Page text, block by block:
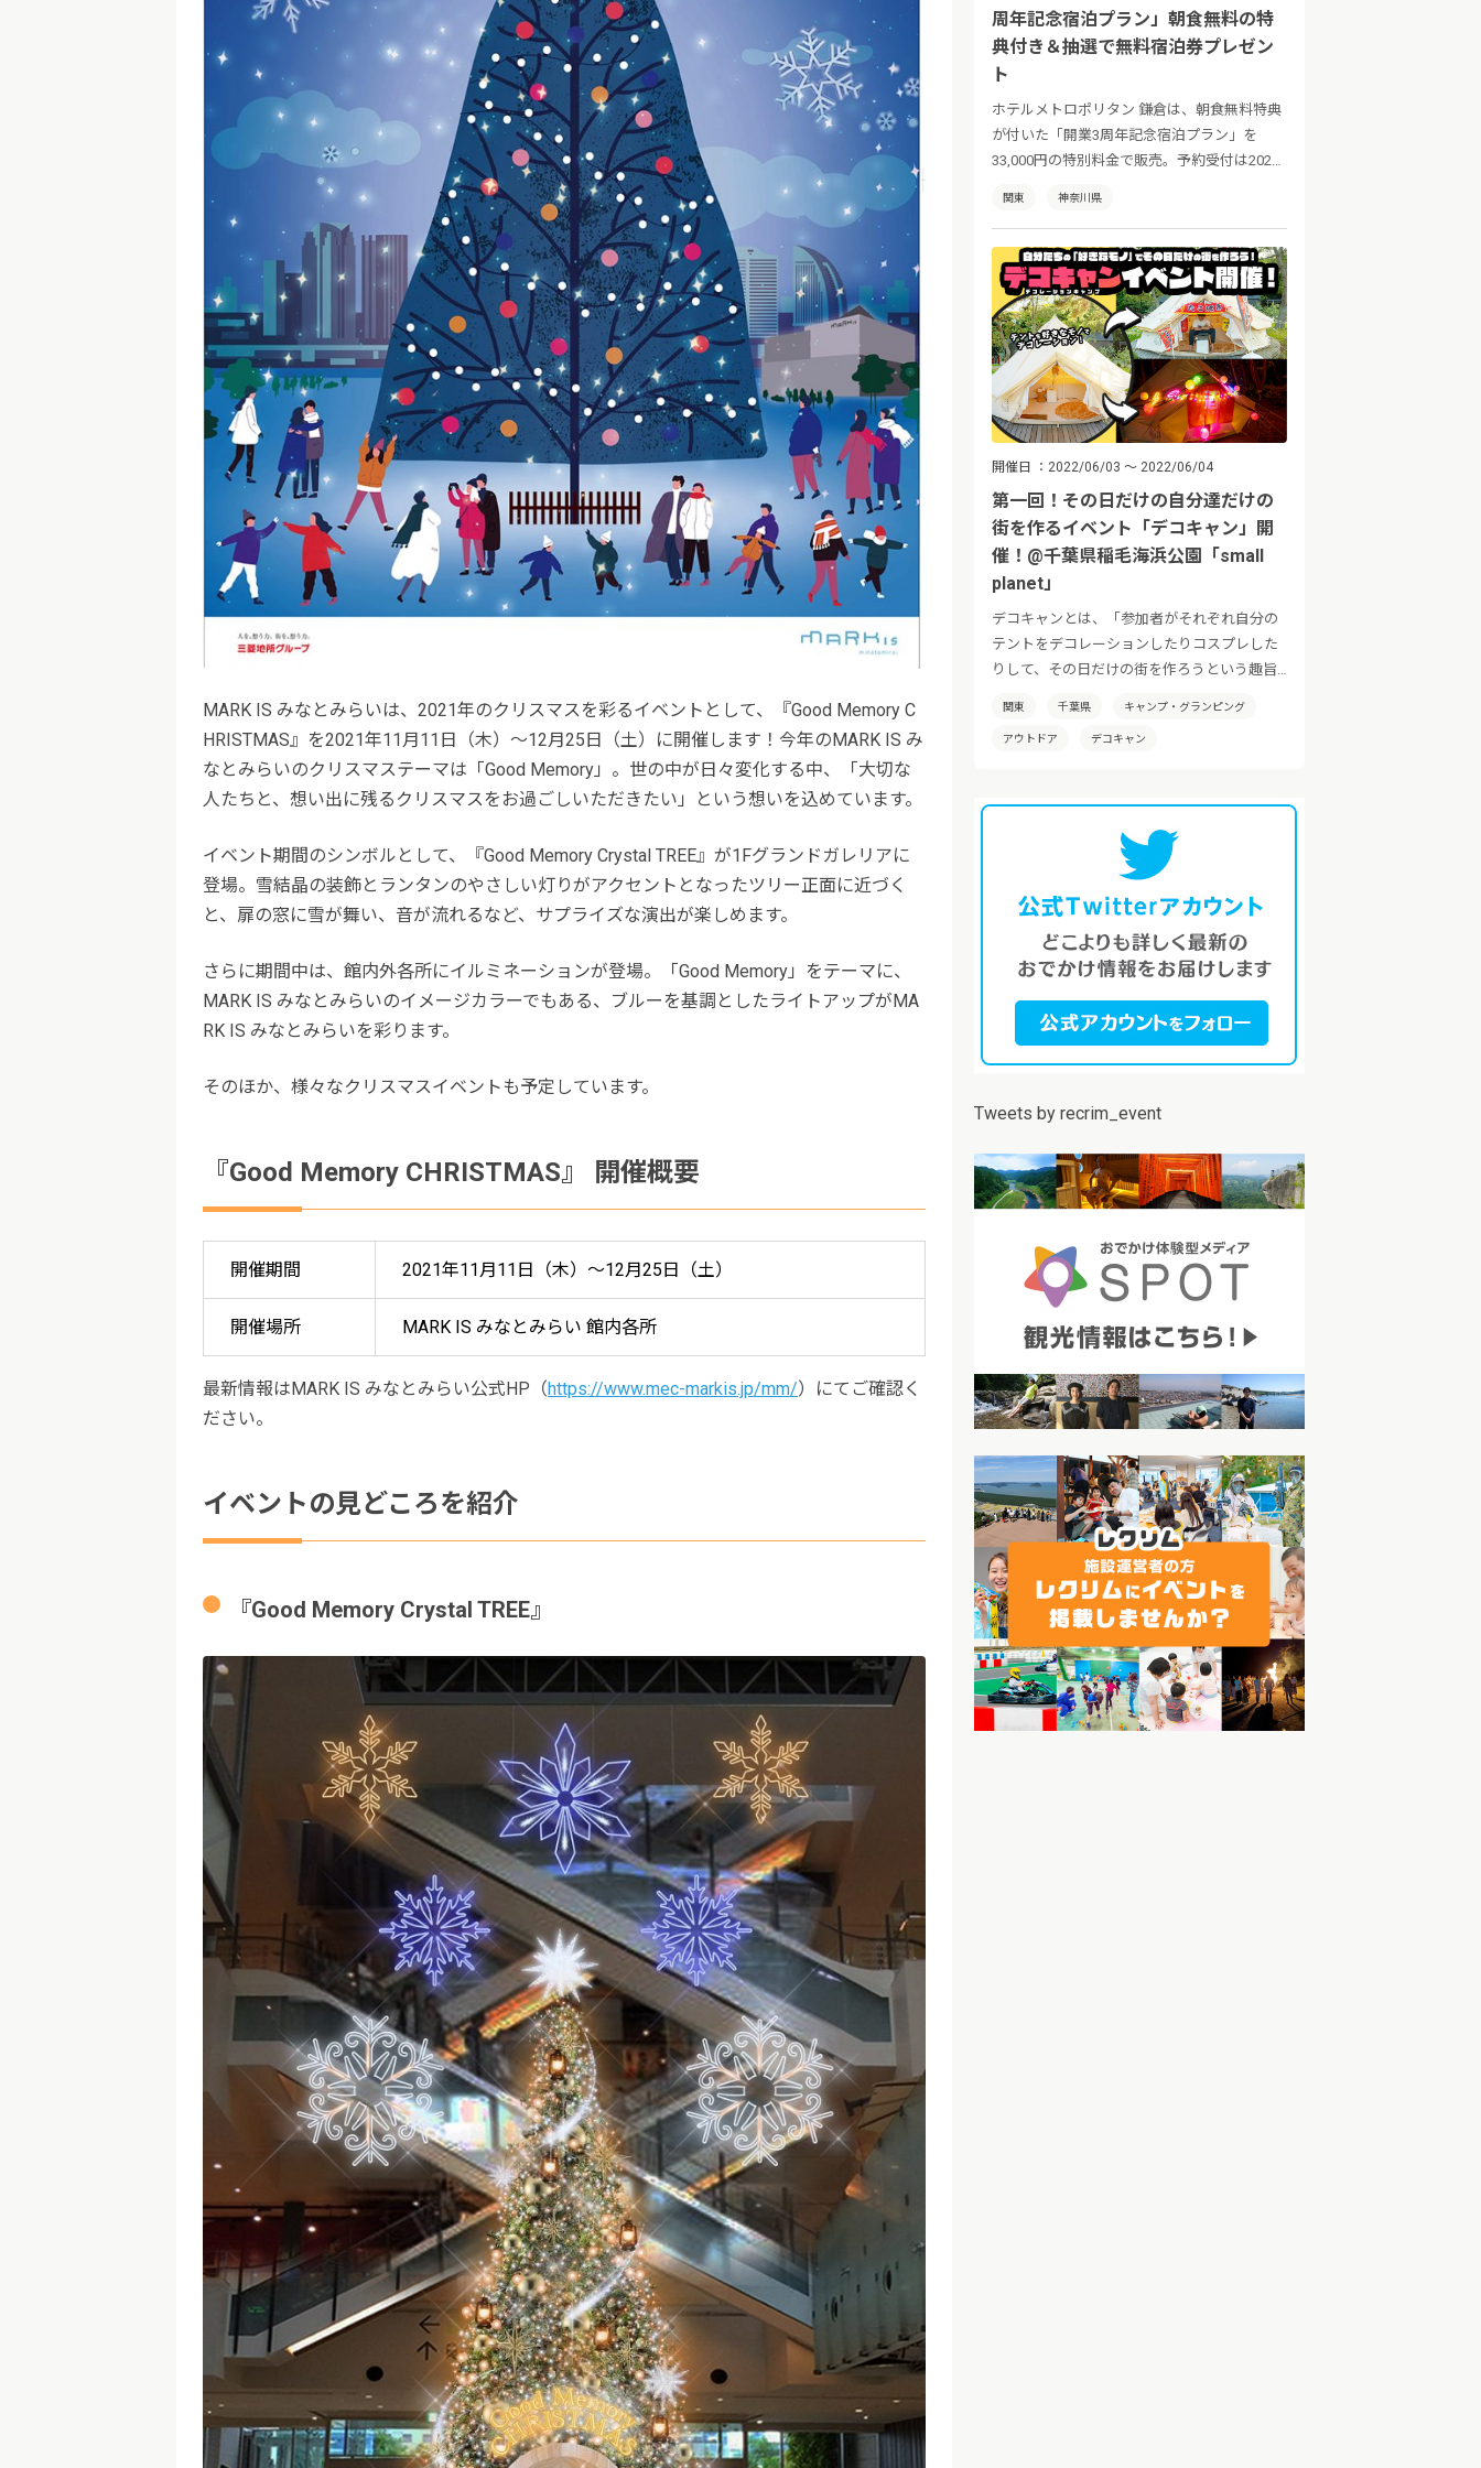
MARK IS みなとみらいは、2021年のクリスマスを彩るイベントとして、『Good Memory C
HRISTMAS』を2021年11月11日（木）～12月25日（土）に開催します！今年のMARK IS み
なとみらいのクリスマステーマは「Good Memory」。世の中が日々変化する中、「大切な
人たちと、想い出に残るクリスマスをお過ごしいただきたい」という想いを込めています。
イベント期間のシンボルとして、『Good Memory Crystal TREE』が1Fグランドガレリアに
登場。雪結晶の装飾とランタンのやさしい灯りがアクセントとなったツリー正面に近づく
と、扉の窓に雪が舞い、音が流れるなど、サプライズな演出が楽しめます。
さらに期間中は、館内外各所にイルミネーションが登場。「Good Memory」をテーマに、
MARK IS みなとみらいのイメージカラーでもある、ブルーを基調としたライトアップがMA
RK IS みなとみらいを彩ります。
そのほか、様々なクリスマスイベントも予定しています。
『Good Memory CHRISTMAS』 開催概要
開催期間 2021年11月11日（木）～12月25日（土）
開催場所 MARK IS みなとみらい 館内各所
最新情報はMARK IS みなとみらい公式HP（https://www.mec-markis.jp/mm/）にてご確認く
ださい。
イベントの見どころを紹介
『Good Memory Crystal TREE』
周年記念宿泊プラン」朝食無料の特
典付き＆抽選で無料宿泊券プレゼン
ト
ホテルメトロポリタン 鎌倉は、朝食無料特典
が付いた「開業3周年記念宿泊プラン」を
33,000円の特別料金で販売。予約受付は2023
関東 神奈川県
開催日 2022/06/03 ～ 2022/06/04
第一回！その日だけの自分達だけの
街を作るイベント「デコキャン」開
催！@千葉県稲毛海浜公園「small
planet」
デコキャンとは、「参加者がそれぞれ自分の
テントをデコレーションしたりコスプレした
りして、その日だけの街を作ろうという趣旨
たいと考えております。
関東 千葉県 キャンプ・グランピング
アウトドア デコキャン
Tweets by recrim_event